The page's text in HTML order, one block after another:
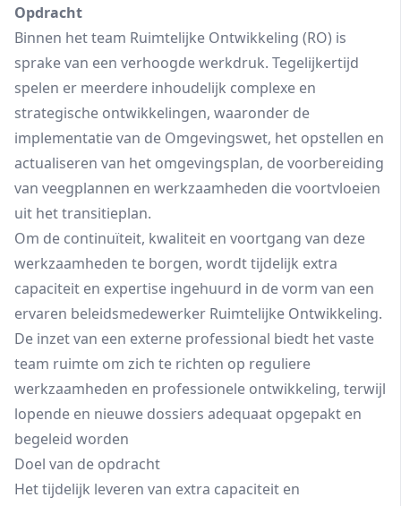
Opdracht
Binnen het team Ruimtelijke Ontwikkeling (RO) is
sprake van een verhoogde werkdruk. Tegelijkertijd
spelen er meerdere inhoudelijk complexe en
strategische ontwikkelingen, waaronder de
implementatie van de Omgevingswet, het opstellen en
actualiseren van het omgevingsplan, de voorbereiding
van veegplannen en werkzaamheden die voortvloeien
uit het transitieplan.
Om de continuïteit, kwaliteit en voortgang van deze
werkzaamheden te borgen, wordt tijdelijk extra
capaciteit en expertise ingehuurd in de vorm van een
ervaren beleidsmedewerker Ruimtelijke Ontwikkeling.
De inzet van een externe professional biedt het vaste
team ruimte om zich te richten op reguliere
werkzaamheden en professionele ontwikkeling, terwijl
lopende en nieuwe dossiers adequaat opgepakt en
begeleid worden
Doel van de opdracht
Het tijdelijk leveren van extra capaciteit en